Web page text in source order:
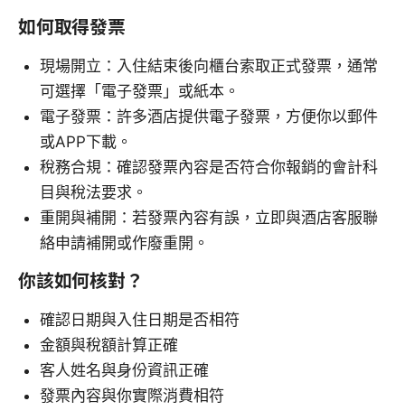
如何取得發票
現場開立：入住結束後向櫃台索取正式發票，通常
可選擇「電子發票」或紙本。
電子發票：許多酒店提供電子發票，方便你以郵件
或APP下載。
稅務合規：確認發票內容是否符合你報銷的會計科
目與稅法要求。
重開與補開：若發票內容有誤，立即與酒店客服聯
絡申請補開或作廢重開。
你該如何核對？
確認日期與入住日期是否相符
金額與稅額計算正確
客人姓名與身份資訊正確
發票內容與你實際消費相符